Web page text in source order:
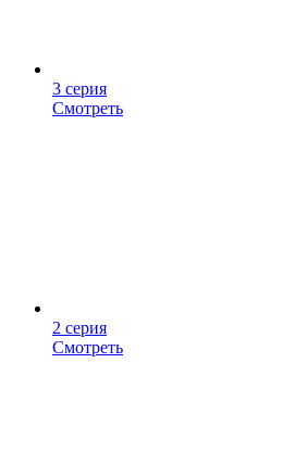
3 серия
Смотреть
2 серия
Смотреть